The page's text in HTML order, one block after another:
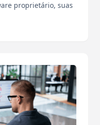
proprietário, suas